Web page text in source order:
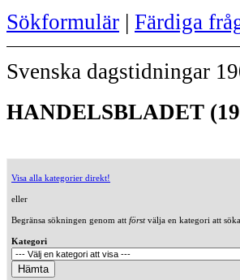
Sökformulär | Färdiga
Svenska dagstidningar
HANDELSBLADET
Visa alla kategorier direkt!
eller
Begränsa sökningen genom att förstvälja en kategori att
Kategori